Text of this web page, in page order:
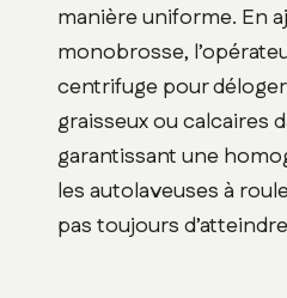
manière uniforme. En
monobrosse,
centrifuge pour
graisseux ou calcaires
garantissant une
les autolaveuses à
pas toujours